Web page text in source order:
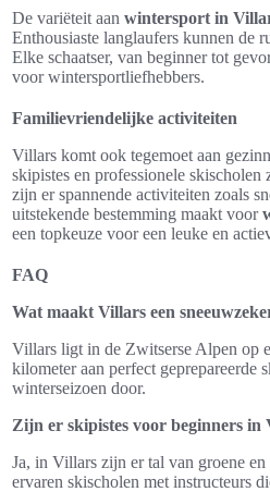
De variëteit aan wintersport in
Enthousiaste langlaufers kunnen de
Elke schaatser, van beginner tot
voor wintersportliefhebbers.
Familievriendelijke activiteiten
Villars komt ook tegemoet aan
skipistes en professionele
zijn er spannende activiteiten zoals
uitstekende bestemming maakt voor
een topkeuze voor een leuke en
FAQ
Wat maakt Villars een
Villars ligt in de Zwitserse Alpen op
kilometer aan perfect geprepareerde
winterseizoen door.
Zijn er skipistes voor beginners in
Ja, in Villars zijn er tal van groene
ervaren skischolen met instructeurs